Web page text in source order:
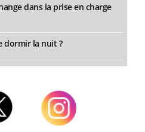
dans la prise en charge
dormir la nuit ?